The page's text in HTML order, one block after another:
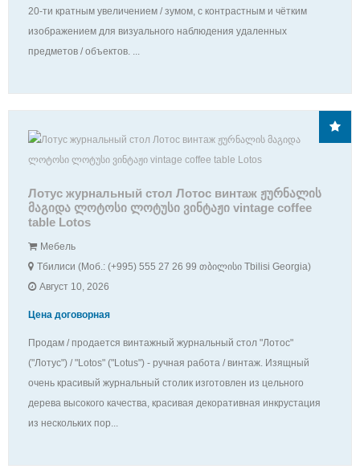
20-ти кратным увеличением / зумом, с контрастным и чётким
изображением для визуального наблюдения удаленных
предметов / объектов. ...
Лотус журнальный стол Лотос винтаж ჟურნალის
მაგიდა ლოტოსი ლოტუსი ვინტაჟი vintage coffee
table Lotos
Мебель
Тбилиси (Моб.: (+995) 555 27 26 99 თბილისი Tbilisi Georgia)
Август 10, 2026
Цена договорная
Продам / продается винтажный журнальный стол "Лотос"
("Лотус") / "Lotos" ("Lotus") - ручная работа / винтаж. Изящный
очень красивый журнальный столик изготовлен из цельного
дерева высокого качества, красивая декоративная инкрустация
из нескольких пор...